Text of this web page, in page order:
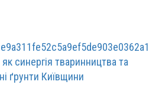
синергія тваринництва та
ґрунти Київщини